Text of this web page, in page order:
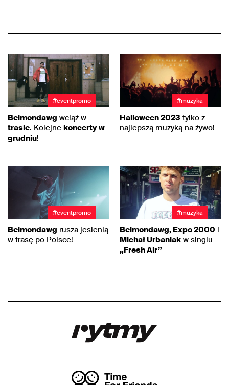
#eventpromo
Belmondawg wciąż w
trasie. Kolejne koncerty w
grudniu!
#muzyka
Halloween 2023 tylko z
najlepszą muzyką na żywo!
#eventpromo
Belmondawg rusza jesienią
w trasę po Polsce!
#muzyka
Belmondawg, Expo 2000 i
Michał Urbaniak w singlu
„Fresh Air”